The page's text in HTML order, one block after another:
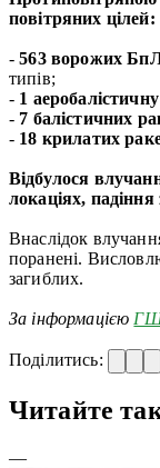
повітряних цілей:
-563 ворожих
типів;
- 1
- 7 балістичних
- 18 крилатих
Відбулося
локаціях,
Внаслідок
поранені.
загиблих.
За інформацією
Поділитись:
Читайте
—